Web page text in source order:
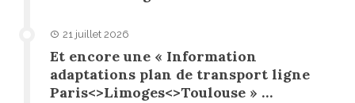
21 juillet 2026
Et encore une « Information
adaptations plan de transport ligne
Paris<>Limoges<>Toulouse » …